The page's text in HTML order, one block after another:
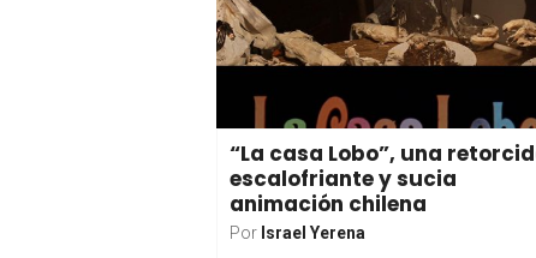
“La casa Lobo”, una
escalofriante y sucia
animación chilena
Por Israel Yerena